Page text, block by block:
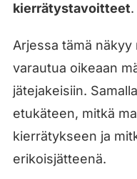
kierrätystavoitteet.
Arjessa tämä
varautua oikeaan
jätejakeisiin.
etukäteen, mitkä
kierrätykseen ja
erikoisjätteenä.